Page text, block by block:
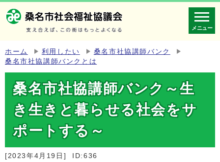
メニュー
ホーム 利用したい
桑名市社協講師バンク
桑名市社協講師バンクとは
桑名市社協講師バンク～生
き生きと暮らせる社会をサ
ポートする～
[2023年4月19日] ID:636